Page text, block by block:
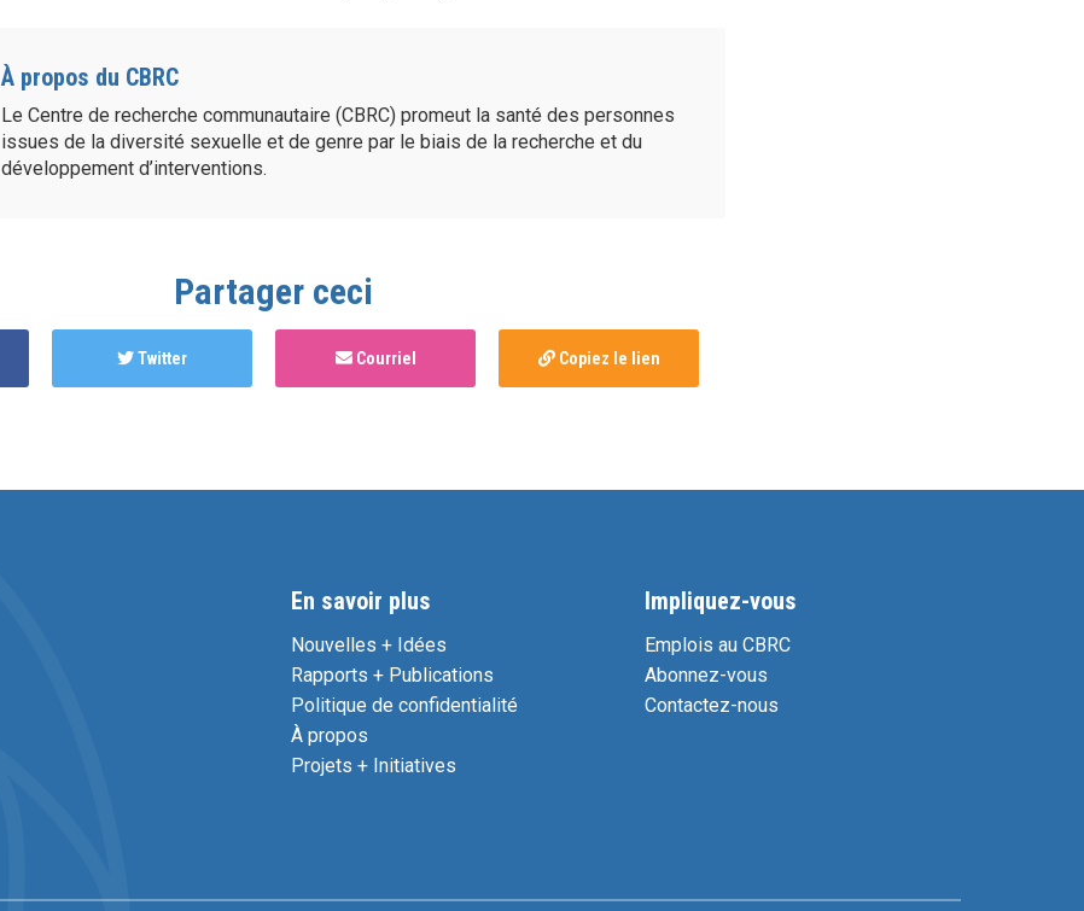
À propos du CBRC
Le Centre de recherche communautaire (CBRC) promeut la santé des personnes
issues de la diversité sexuelle et de genre par le biais de la recherche et du
développement d’interventions.
Partager ceci
Twitter Courriel Copiez le lien
En savoir plus
Nouvelles + Idées
Rapports + Publications
Politique de confidentialité
À propos
Projets + Initiatives
Impliquez-vous
Emplois au CBRC
Abonnez-vous
Contactez-nous